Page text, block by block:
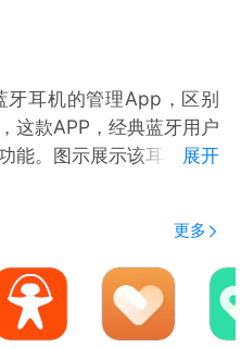
牙耳机的管理App，区别
这款APP，经典蓝牙用户
能。图示展示该耳机的产
展开
更多